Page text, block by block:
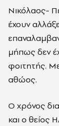
Νικόλαος-
έχουν
μήπως δεν
φοιτητής.
αθώος.
Ο χρόνος
και ο θείος